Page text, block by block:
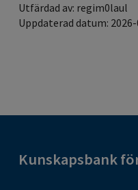
Utfärdad av: regim0laul
Uppdaterad datum:
Kunskapsbank